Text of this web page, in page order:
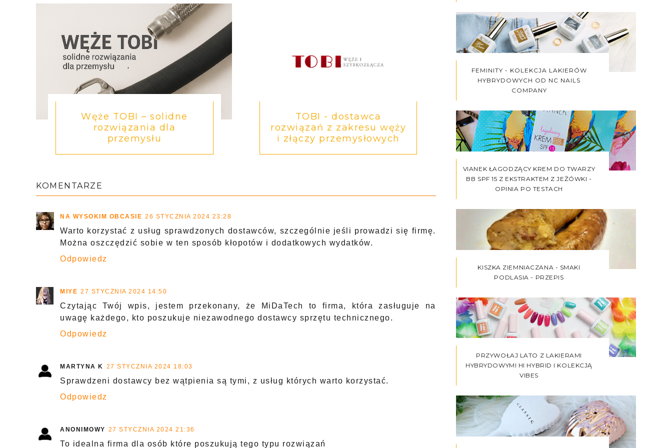
Węże TOBI – solidne
rozwiązania dla
przemysłu
TOBI - dostawca
rozwiązań z zakresu węży
i złączy przemysłowych
KOMENTARZE
NA WYSOKIM OBCASIE 26 STYCZNIA 2024 23:28
Warto korzystać z usług sprawdzonych dostawców, szczególnie jeśli prowadzi się firmę.
Można oszczędzić sobie w ten sposób kłopotów i dodatkowych wydatków.
Odpowiedz
MIYE 27 STYCZNIA 2024 14:50
Czytając Twój wpis, jestem przekonany, że MiDaTech to firma, która zasługuje na
uwagę każdego, kto poszukuje niezawodnego dostawcy sprzętu technicznego.
Odpowiedz
MARTYNA K 27 STYCZNIA 2024 18:03
Sprawdzeni dostawcy bez wątpienia są tymi, z usług których warto korzystać.
Odpowiedz
ANONIMOWY 27 STYCZNIA 2024 21:36
To idealna firma dla osób które poszukują tego typu rozwiązań
FEMINITY - KOLEKCJA LAKIERÓW
HYBRYDOWYCH OD NC NAILS
COMPANY
VIANEK ŁAGODZĄCY KREM DO TWARZY
BB SPF 15 Z EKSTRAKTEM Z JEŻÓWKI -
OPINIA PO TESTACH
KISZKA ZIEMNIACZANA - SMAKI
PODLASIA - PRZEPIS
PRZYWOŁAJ LATO Z LAKIERAMI
HYBRYDOWYMI HI HYBRID I KOLEKCJĄ
VIBES